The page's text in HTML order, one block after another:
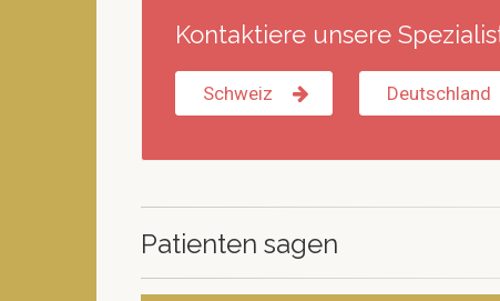
Kontaktiere unsere
Schweiz Deutschland
Patienten sagen